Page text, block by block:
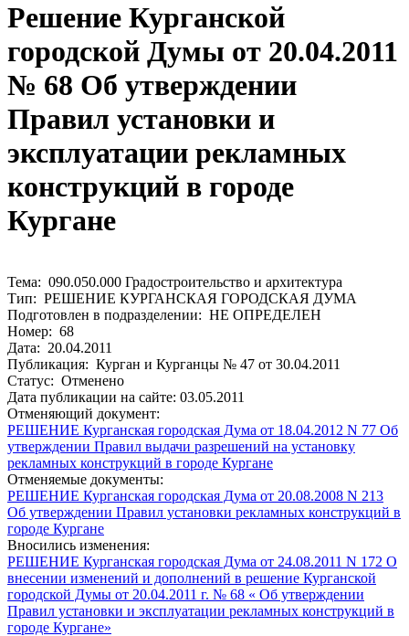
Решение Курганской
городской Думы от 20.04.2011
№ 68 Об утверждении
Правил установки и
эксплуатации рекламных
конструкций в городе
Кургане
Тема: 090.050.000 Градостроительство и архитектура
Тип: РЕШЕНИЕ КУРГАНСКАЯ ГОРОДСКАЯ ДУМА
Подготовлен в подразделении: НЕ ОПРЕДЕЛЕН
Номер: 68
Дата: 20.04.2011
Публикация: Курган и Курганцы № 47 от 30.04.2011
Статус: Отменено
Дата публикации на сайте: 03.05.2011
Отменяющий документ:
РЕШЕНИЕ Курганская городская Дума от 18.04.2012 N 77 Об
утверждении Правил выдачи разрешений на установку
рекламных конструкций в городе Кургане
Отменяемые документы:
РЕШЕНИЕ Курганская городская Дума от 20.08.2008 N 213
Об утверждении Правил установки рекламных конструкций в
городе Кургане
Вносились изменения:
РЕШЕНИЕ Курганская городская Дума от 24.08.2011 N 172 О
внесении изменений и дополнений в решение Курганской
городской Думы от 20.04.2011 г. № 68 « Об утверждении
Правил установки и эксплуатации рекламных конструкций в
городе Кургане»